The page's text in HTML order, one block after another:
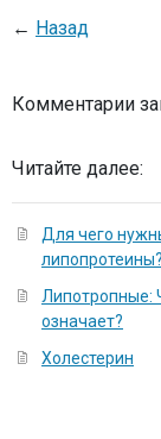
← Назад
Комментарии
Читайте далее:
Для чего
липопротеины?
Липотропные:
означает?
Холестерин